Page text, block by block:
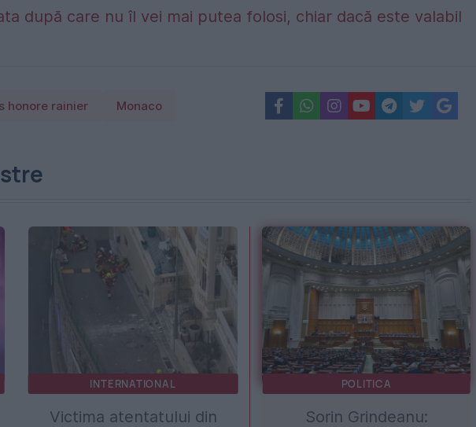
după care nu îl vei mai putea folosi, chiar dacă este valabil
honore rainier Monaco
INTERNATIONAL
Victima atentatului din
POLITICA
Sorin Grindeanu: